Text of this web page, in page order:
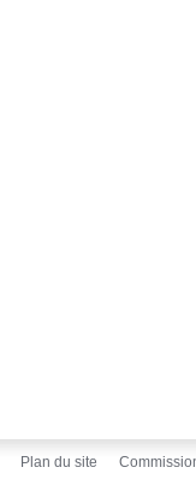
Plan du site